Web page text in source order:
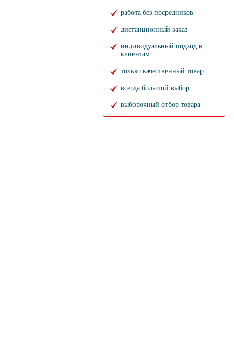
работа без посредников
дистанционный заказ
индивидуальный подход к
клиентам
только качественный товар
всегда большой выбор
выборочный отбор товара